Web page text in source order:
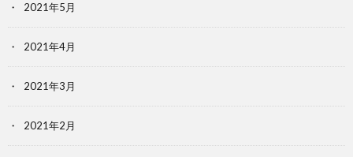
2021年5月
2021年4月
2021年3月
2021年2月